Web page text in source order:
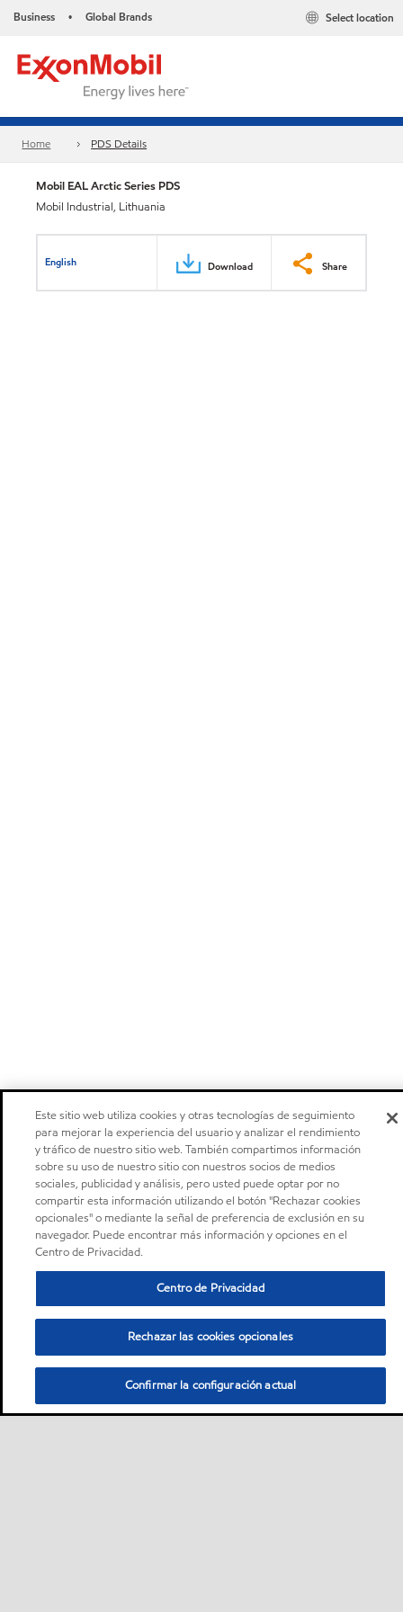
Business • Global Brands Select location
Home PDS Details
Mobil EAL Arctic Series PDS
Mobil Industrial, Lithuania
English Download Share
Este sitio web utiliza cookies y otras tecnologías de seguimiento
para mejorar la experiencia del usuario y analizar el rendimiento
y tráfico de nuestro sitio web. También compartimos información
sobre su uso de nuestro sitio con nuestros socios de medios
sociales, publicidad y análisis, pero usted puede optar por no
compartir esta información utilizando el botón "Rechazar cookies
opcionales" o mediante la señal de preferencia de exclusión en su
navegador. Puede encontrar más información y opciones en el
Centro de Privacidad.
Centro de Privacidad
Rechazar las cookies opcionales
Confirmar la configuración actual